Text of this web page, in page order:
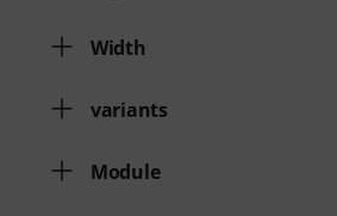
Width
variants
Module